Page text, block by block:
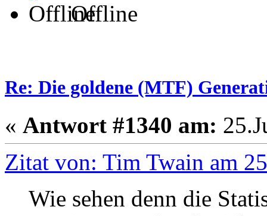
Offline
Re: Die goldene (MTF)
« Antwort #1340 am:
Zitat von: Tim Twain am
Wie sehen denn die